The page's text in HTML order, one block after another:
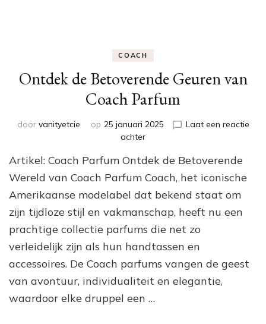
COACH
Ontdek de Betoverende Geuren van
Coach Parfum
door vanityetcie op 25 januari 2025
Laat een reactie
achterop
de
Betoverende
van
Coach
Parfum
Artikel: Coach Parfum Ontdek de Betoverende
Wereld van Coach Parfum Coach, het iconische
Amerikaanse modelabel dat bekend staat om
zijn tijdloze stijl en vakmanschap, heeft nu een
prachtige collectie parfums die net zo
verleidelijk zijn als hun handtassen en
accessoires. De Coach parfums vangen de geest
van avontuur, individualiteit en elegantie,
waardoor elke druppel een …